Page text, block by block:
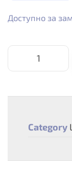
Доступно за
Category